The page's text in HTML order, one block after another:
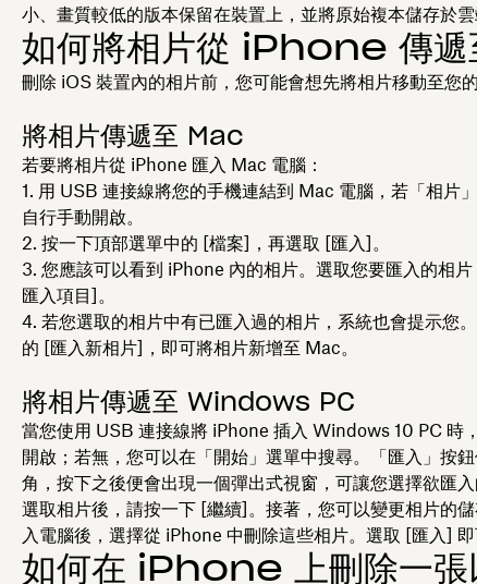
小、畫質較低的版本保留在裝置上，並將原始複本儲存於雲
如何將相片從 iPhone 傳遞
刪除 iOS 裝置內的相片前，您可能會想先將相片移動至您的
將相片傳遞至 Mac
若要將相片從 iPhone 匯入 Mac 電腦：
用 USB 連接線將您的手機連結到 Mac 電腦，若「相片
自行手動開啟。
按一下頂部選單中的 [檔案] ，再選取 [匯入] 。
您應該可以看到 iPhone 內的相片。選取您要匯入的相
匯入項目] 。
若您選取的相片中有已匯入過的相片，系統也會提示您
的 [匯入新相片] ，即可將相片新增至 Mac。
將相片傳遞至 Windows PC
當您使用 USB 連接線將 iPhone 插入 Windows 10 PC 時
開啟；若無，您可以在「開始」選單中搜尋。「匯入」按
角，按下之後便會出現一個彈出式視窗，可讓您選擇欲匯入
選取相片後，請按一下 [繼續] 。接著，您可以變更相片的
入電腦後，選擇從 iPhone 中刪除這些相片。選取 [匯入]
如何在 iPhone 上刪除一張